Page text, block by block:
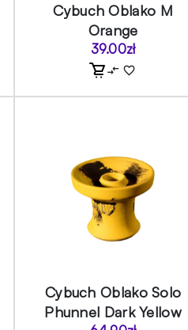
Cybuch Oblako M
Orange
39.00zł
Cybuch Oblako Solo
Phunnel Dark Yellow